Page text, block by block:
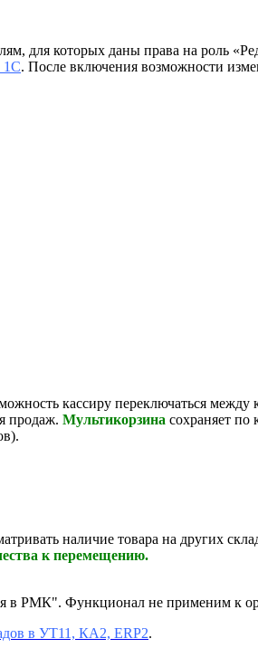
для которых даны права на роль
1С. После включения возможности
кассиру переключаться между
продаж. Мультикорзина сохраняет по
наличие товара на других
к перемещению.
в РМК". Функционал не применим к
в УТ11, КА2, ERP2.